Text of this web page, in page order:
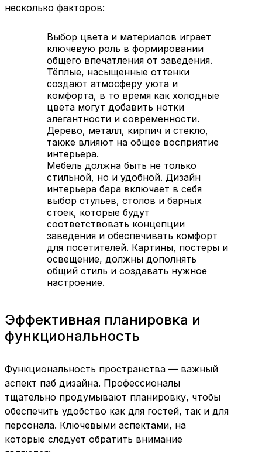
несколько факторов:
Выбор цвета и материалов играет
ключевую роль в формировании
общего впечатления от заведения.
Тёплые, насыщенные оттенки
создают атмосферу уюта и
комфорта, в то время как холодные
цвета могут добавить нотки
элегантности и современности.
Дерево, металл, кирпич и стекло,
также влияют на общее восприятие
интерьера.
Мебель должна быть не только
стильной, но и удобной. Дизайн
интерьера бара включает в себя
выбор стульев, столов и барных
стоек, которые будут
соответствовать концепции
заведения и обеспечивать комфорт
для посетителей. Картины, постеры и
освещение, должны дополнять
общий стиль и создавать нужное
настроение.
Эффективная планировка и
функциональность
Функциональность пространства — важный
аспект паб дизайна. Профессионалы
тщательно продумывают планировку, чтобы
обеспечить удобство как для гостей, так и для
персонала. Ключевыми аспектами, на
которые следует обратить внимание